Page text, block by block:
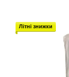
Літні знижки